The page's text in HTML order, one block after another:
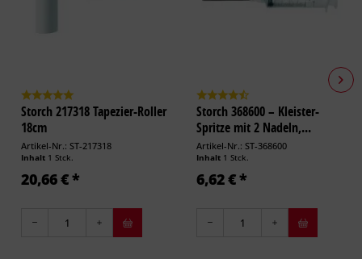
Storch 217318 Tapezier-Roller
18cm
Artikel-Nr.: ST-217318
Inhalt 1 Stck.
20,66 € *
Storch 368600 – Kleister-
Spritze mit 2 Nadeln,...
Artikel-Nr.: ST-368600
Inhalt 1 Stck.
6,62 € *